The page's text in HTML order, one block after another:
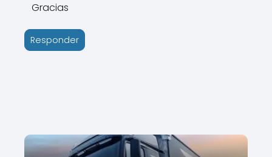
Gracias
Responder